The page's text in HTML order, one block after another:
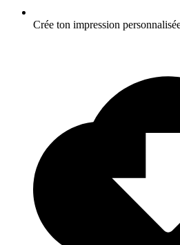
Crée ton impression